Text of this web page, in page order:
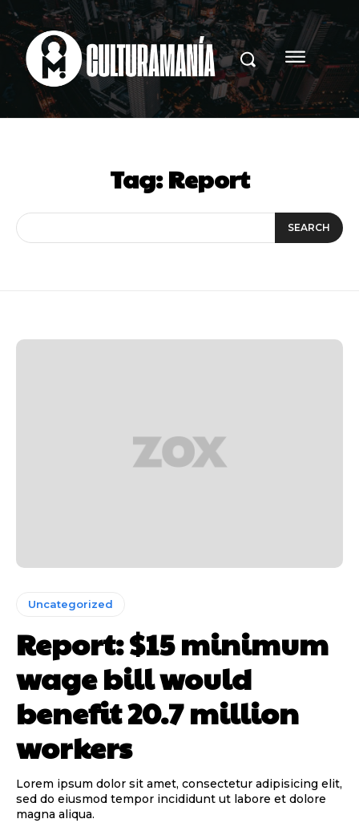
Tag:Report
SEARCH
Uncategorized
Report: $15 minimum
wage bill would
benefit 20.7 million
workers
Lorem ipsum dolor sit amet, consectetur adipisicing elit,
sed do eiusmod tempor incididunt ut labore et dolore
magna aliqua.